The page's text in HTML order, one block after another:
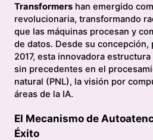
Transformers han emergido
revolucionaria, transformando
que las máquinas procesan y
de datos. Desde su concepción,
2017, esta innovadora
sin precedentes en el
natural (PNL), la visión por
áreas de la IA.
El Mecanismo de
Éxito